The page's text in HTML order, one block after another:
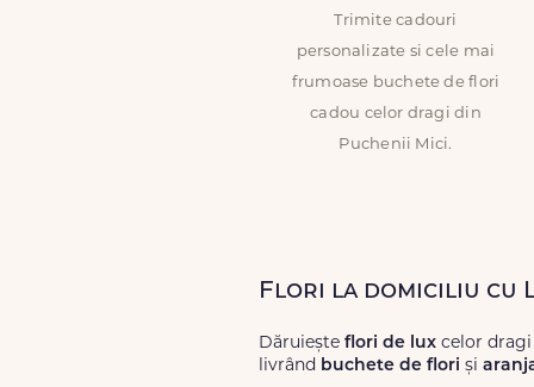
Trimite cadouri
personalizate si cele mai
frumoase buchete de flori
cadou celor dragi din
Puchenii Mici.
Flori la domiciliu cu
Dăruiește flori de lux celor
livrând buchete de flori și